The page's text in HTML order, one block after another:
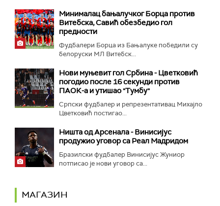
Минималац бањалучког Борца против
Витебска, Савић обезбедио гол
предности
Фудбалери Борца из Бањалуке победили су
белоруски МЛ Витебск...
Нови муњевит гол Србина - Цветковић
погодио после 16 секунди против
ПАОК-а и утишао "Тумбу"
Српски фудбалер и репрезентативац Михајло
Цветковић постигао...
Ништа од Арсенала - Винисијус
продужио уговор са Реал Мадридом
Бразилски фудбалер Винисијус Жуниор
потписао је нови уговор са...
МАГАЗИН